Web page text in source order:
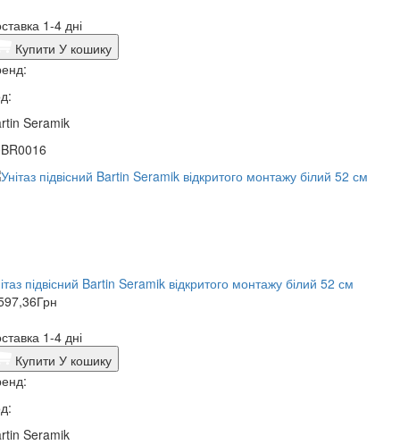
1-4 дні
Купити У кошику
Seramik
підвісний Bartin Seramik відкритого монтажу білий 52 см
Грн
1-4 дні
Купити У кошику
Seramik